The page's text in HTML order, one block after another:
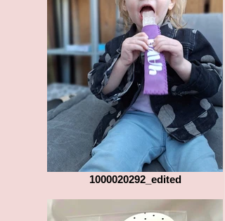
1000020292_edited